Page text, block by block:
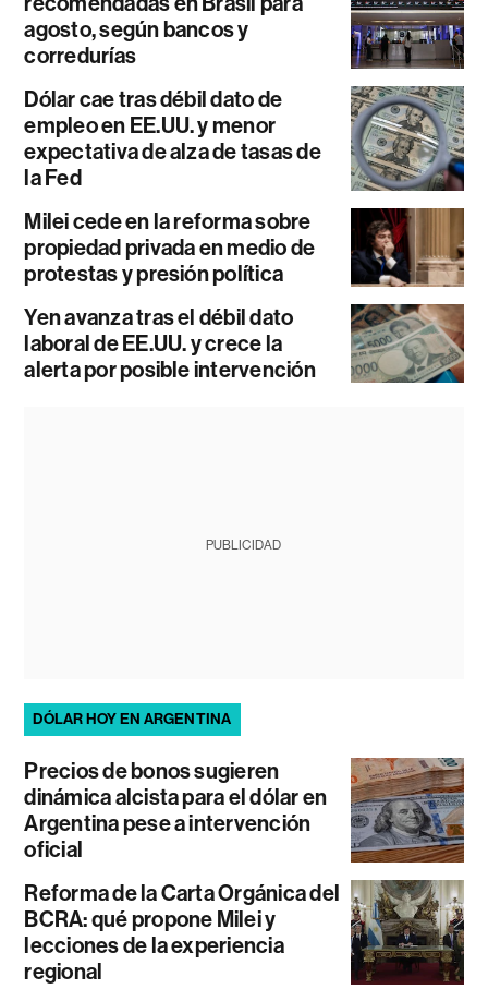
agosto, según bancos y
corredurías
Dólar cae tras débil dato de
empleo en EE.UU. y menor
expectativa de alza de tasas de
la Fed
Milei cede en la reforma sobre
propiedad privada en medio de
protestas y presión política
Yen avanza tras el débil dato
laboral de EE.UU. y crece la
alerta por posible intervención
PUBLICIDAD
DÓLAR HOY EN ARGENTINA
Precios de bonos sugieren
dinámica alcista para el dólar en
Argentina pese a intervención
oficial
Reforma de la Carta Orgánica del
BCRA: qué propone Milei y
lecciones de la experiencia
regional